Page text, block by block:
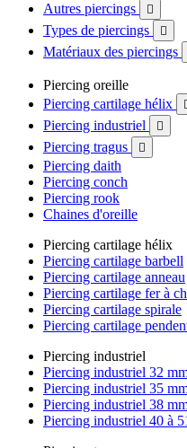
Autres piercings 
Types de piercings 
Matériaux des piercings
Piercing oreille
Piercing cartilage hélix
Piercing industriel 
Piercing tragus 
Piercing daith
Piercing conch
Piercing rook
Chaines d'oreille
Piercing cartilage hélix
Piercing cartilage barbell
Piercing cartilage anneau
Piercing cartilage fer à
Piercing cartilage spirale
Piercing cartilage
Piercing industriel
Piercing industriel 32
Piercing industriel 35
Piercing industriel 38
Piercing industriel 40 à